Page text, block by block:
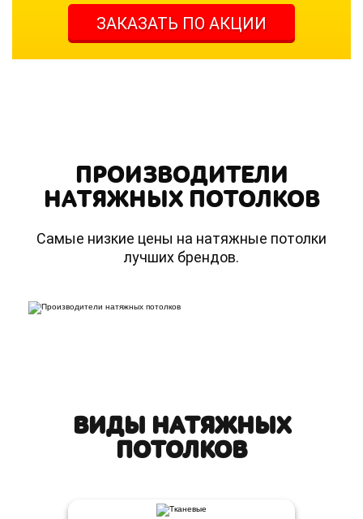
ЗАКАЗАТЬ ПО АКЦИИ
ПРОИЗВОДИТЕЛИ
НАТЯЖНЫХ ПОТОЛКОВ
Самые низкие цены на натяжные потолки
лучших брендов.
ВИДЫ НАТЯЖНЫХ
ПОТОЛКОВ